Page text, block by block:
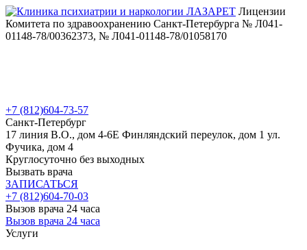
Лицензии
Комитета по здравоохранению Санкт-Петербурга № Л041-
01148-78/00362373, № Л041-01148-78/01058170
+7 (812)604-73-57
Санкт-Петербург
17 линия В.О., дом 4-6Е Финляндский переулок, дом 1 ул.
Фучика, дом 4
Круглосуточно без выходных
Вызвать врача
ЗАПИСАТЬСЯ
+7 (812)604-70-03
Вызов врача 24 часа
Вызов врача 24 часа
Услуги